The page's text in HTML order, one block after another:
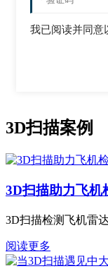
我已阅读并同意
3D扫描案例
3D扫描助力飞机
3D扫描检测飞机雷
阅读更多